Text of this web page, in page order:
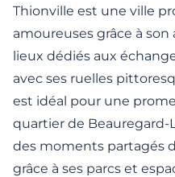
Thionville est une ville
amoureuses grâce à
lieux dédiés aux
avec ses ruelles
est idéal pour une
quartier de
des moments partagés
grâce à ses parcs et